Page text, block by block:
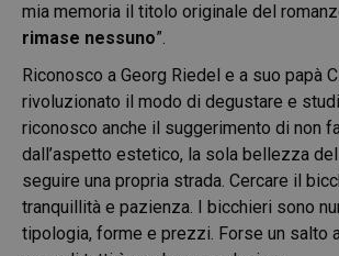
mia memoria il titolo originale del
rimase nessuno”.
Riconosco a Georg Riedel e a suo papà
rivoluzionato il modo di degustare e
riconosco anche il suggerimento di non
dall’aspetto estetico, la sola bellezza
seguire una propria strada. Cercare il
tranquillità e pazienza. I bicchieri sono
tipologia, forme e prezzi. Forse un salto